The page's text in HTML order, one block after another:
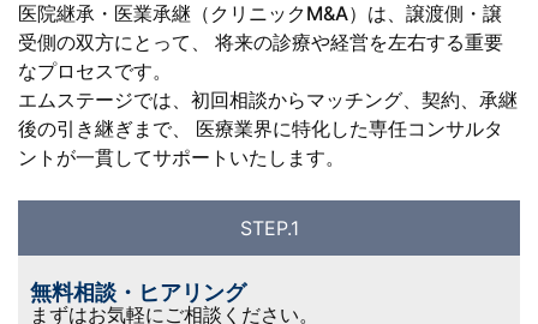
医院継承・医業承継（クリニックM&A）は、譲渡側・譲
受側の双方にとって、
将来の診療や経営を左右する重要
なプロセスです。
エムステージでは、初回相談からマッチング、契約、承継
後の引き継ぎまで、
医療業界に特化した専任コンサルタ
ントが一貫してサポートいたします。
STEP.1
無料相談・ヒアリング
まずはお気軽にご相談ください。